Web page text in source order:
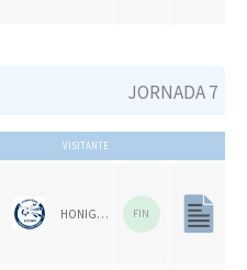
JORNADA 7
VISITANTE
HONIGVÖGEL FIN